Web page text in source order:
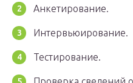
Анкетирование.
Интервьюирование.
Тестирование.